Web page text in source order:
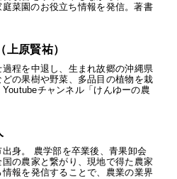
庭菜園のお役立ち情報を発信。著書
上原賢祐）
過程を中退し、生まれ故郷の沖縄県
の果樹や野菜、多品目の植物を栽
チャンネル「けんゆーの農
身。 農学部を卒業後、青果卸会
の農家と繋がり、現地で得た農家
報を発信することで、農業の業界